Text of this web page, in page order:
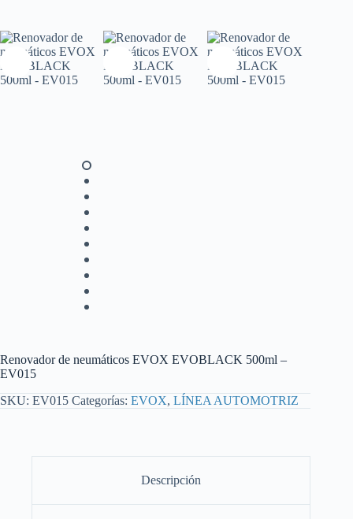
Renovador de neumáticos EVOX EVOBLACK 500ml –
EV015
SKU: EV015 Categorías: EVOX, LÍNEA AUTOMOTRIZ
Descripción